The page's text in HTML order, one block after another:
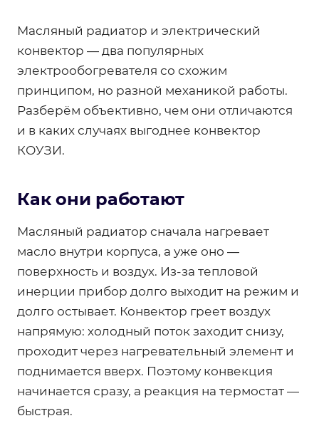
Масляный радиатор и электрический
конвектор — два популярных
электрообогревателя со схожим
принципом, но разной механикой работы.
Разберём объективно, чем они отличаются
и в каких случаях выгоднее конвектор
КОУЗИ.
Как они работают
Масляный радиатор сначала нагревает
масло внутри корпуса, а уже оно —
поверхность и воздух. Из-за тепловой
инерции прибор долго выходит на режим и
долго остывает. Конвектор греет воздух
напрямую: холодный поток заходит снизу,
проходит через нагревательный элемент и
поднимается вверх. Поэтому конвекция
начинается сразу, а реакция на термостат —
быстрая.